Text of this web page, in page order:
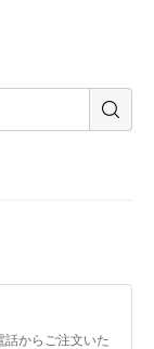
話からご注文いた